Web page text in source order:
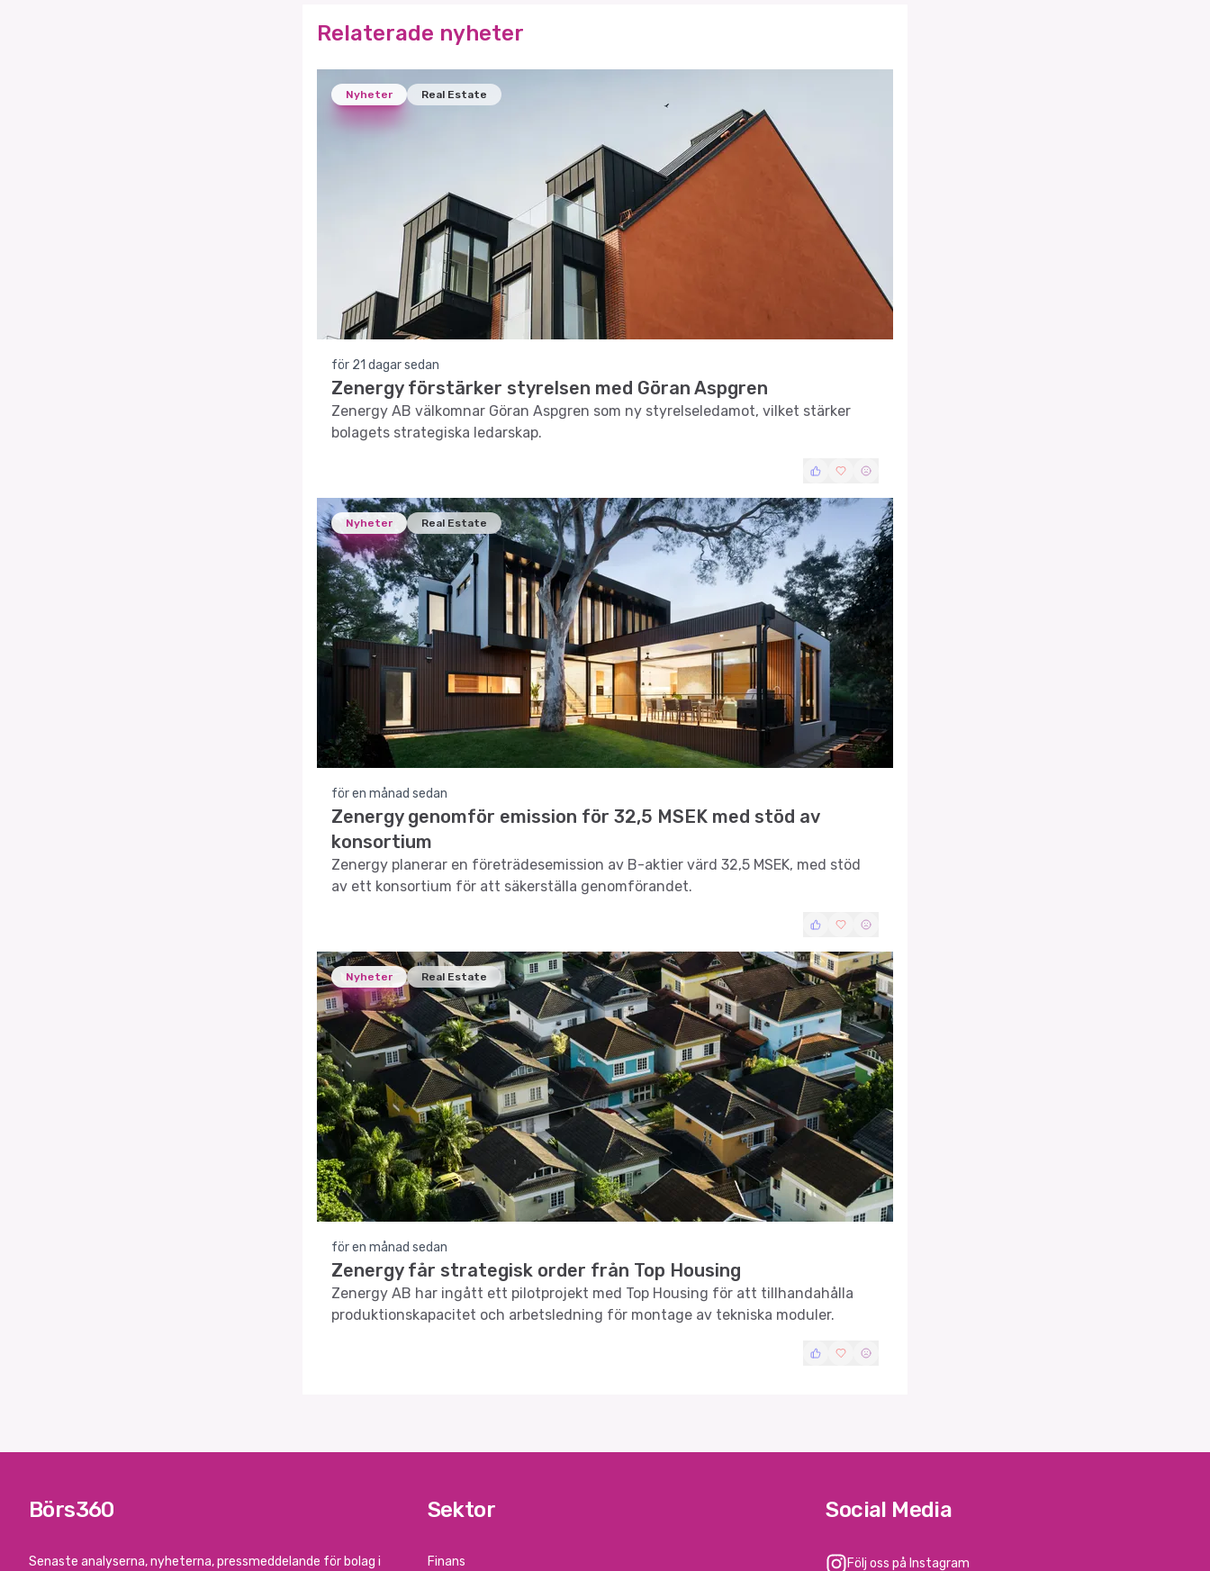
Relaterade nyheter
Nyheter Real Estate
för 21 dagar sedan
Zenergy förstärker styrelsen med Göran Aspgren
Zenergy AB välkomnar Göran Aspgren som ny styrelseledamot, vilket stärker
bolagets strategiska ledarskap.
Nyheter Real Estate
för en månad sedan
Zenergy genomför emission för 32,5 MSEK med stöd av
konsortium
Zenergy planerar en företrädesemission av B-aktier värd 32,5 MSEK, med stöd
av ett konsortium för att säkerställa genomförandet.
Nyheter Real Estate
för en månad sedan
Zenergy får strategisk order från Top Housing
Zenergy AB har ingått ett pilotprojekt med Top Housing för att tillhandahålla
produktionskapacitet och arbetsledning för montage av tekniska moduler.
Börs360
Senaste analyserna, nyheterna, pressmeddelande för bolag i
Sektor
Finans
Social Media
Följ oss på Instagram